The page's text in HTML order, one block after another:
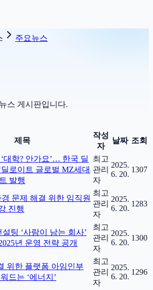
주요뉴스
스 게시판입니다.
제목
작성
자
날짜 조회
대학? 안가요’… 한국 딜
딜로이트 글로벌 MZ세대
발행
최고
관리
자
2025.
6. 20.
1307
문제 해결 위한 임직원
진행
최고
관리
자
2025.
6. 20.
1283
팅 ‘사람이 남는 회사’
년 운영 전략 공개
최고
관리
자
2025.
6. 20.
1300
위한 플랫폼 아임인부
드는 ‘에너지’
최고
관리
자
2025.
6. 20.
1296